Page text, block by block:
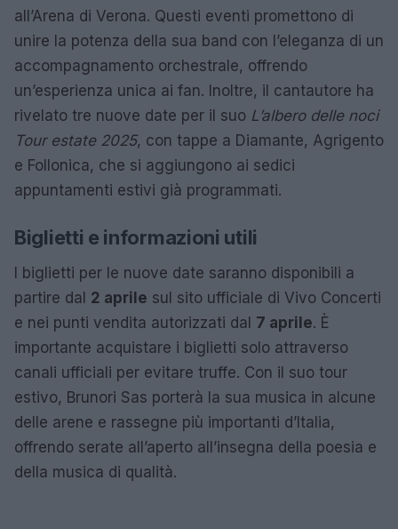
all’Arena di Verona. Questi eventi promettono di
unire la potenza della sua band con l’eleganza di un
accompagnamento orchestrale, offrendo
un’esperienza unica ai fan. Inoltre, il cantautore ha
rivelato tre nuove date per il suo L’albero delle noci
Tour estate 2025, con tappe a Diamante, Agrigento
e Follonica, che si aggiungono ai sedici
appuntamenti estivi già programmati.
Biglietti e informazioni utili
I biglietti per le nuove date saranno disponibili a
partire dal 2 aprile sul sito ufficiale di Vivo Concerti
e nei punti vendita autorizzati dal 7 aprile. È
importante acquistare i biglietti solo attraverso
canali ufficiali per evitare truffe. Con il suo tour
estivo, Brunori Sas porterà la sua musica in alcune
delle arene e rassegne più importanti d’Italia,
offrendo serate all’aperto all’insegna della poesia e
della musica di qualità.